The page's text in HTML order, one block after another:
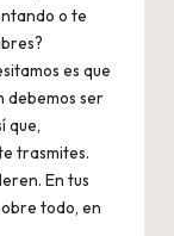
o te
es que
debemos ser
que,
trasmites.
En tus
todo, en